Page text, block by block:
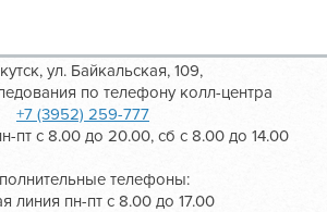
ул. Байкальская, 109,
по телефону колл-центра
+7 (3952) 259-777
пт с 8.00 до 20.00, сб с 8.00 до 14.00
телефоны:
линия пн-пт с 8.00 до 17.00